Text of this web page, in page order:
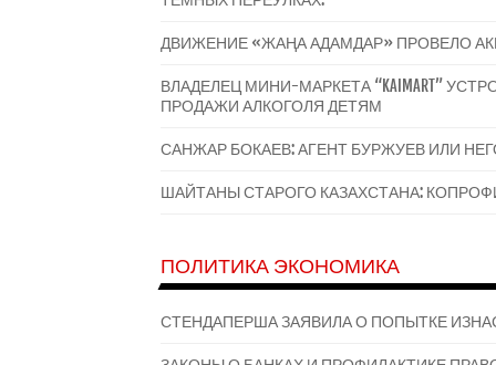
ДВИЖЕНИЕ «ЖАҢА АДАМДАР» ПРОВЕЛО
ВЛАДЕЛЕЦ МИНИ-МАРКЕТА “KAIMART”
ПРОДАЖИ АЛКОГОЛЯ ДЕТЯМ
САНЖАР БОКАЕВ: АГЕНТ БУРЖУЕВ ИЛИ
ШАЙТАНЫ СТАРОГО КАЗАХСТАНА:
ПОЛИТИКА ЭКОНОМИКА
СТЕНДАПЕРША ЗАЯВИЛА О ПОПЫТКЕ